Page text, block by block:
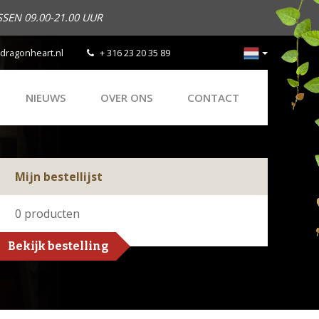
09.00-21.00 UUR
+ 316 23 20 35 89
NIEUWS OVER ONS CONTACT
Mijn bestellijst
0 producten
Bekijk bestelling